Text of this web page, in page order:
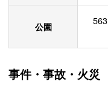
公園 563
事件・事故・火災